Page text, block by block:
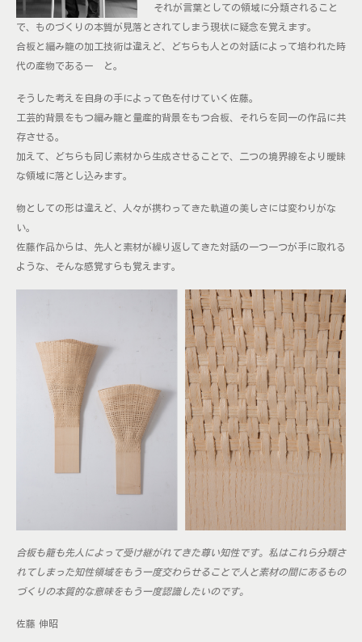
それが言葉としての領域に分類されること
で、ものづくりの本質が見落とされてしまう現状に疑念を覚えます。
合板と編み籠の加工技術は違えど、どちらも人との対話によって培われた時
代の産物であるー と。
そうした考えを自身の手によって色を付けていく佐藤。
工芸的背景をもつ編み籠と量産的背景をもつ合板、それらを同一の作品に共
存させる。
加えて、どちらも同じ素材から生成させることで、二つの境界線をより曖昧
な領域に落とし込みます。
物としての形は違えど、人々が携わってきた軌道の美しさには変わりがな
い。
佐藤作品からは、先人と素材が繰り返してきた対話の一つ一つが手に取れる
ような、そんな感覚すらも覚えます。
合板も籠も先人によって受け継がれてきた尊い知性です。私はこれら分類さ
れてしまった知性領域をもう一度交わらせることで人と素材の間にあるもの
づくりの本質的な意味をもう一度認識したいのです。
佐藤 伸昭